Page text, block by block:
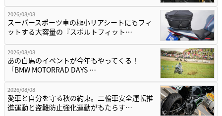
2026/08/08
スーパースポーツ車の極小リアシートにもフィ
ットする大容量の『スポルトフィット…
2026/08/08
あの白馬のイベントが今年もやってくる！
「BMW MOTORRAD DAYS …
2026/08/08
愛車と自分を守る秋の約束。二輪車安全運転推
進運動と盗難防止強化運動がもたらす…